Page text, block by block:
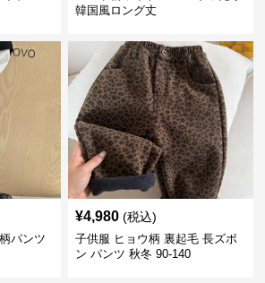
韓国風ロング丈
パンツ
¥4,980 (税込)
子供服 ヒョウ柄 裏起毛 長ズボ
ン パンツ 秋冬 90-140